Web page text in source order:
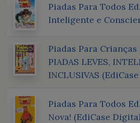
Piadas Para Todos
Inteligente e
Piadas Para Crianças
PIADAS LEVES,
INCLUSIVAS
Piadas Para Todos
Nova! (EdiCase